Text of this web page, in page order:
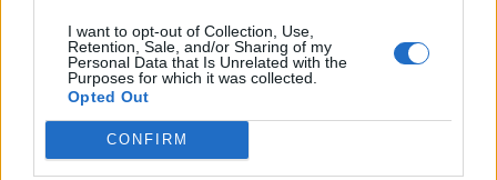
I want to opt-out of Collection, Use,
Retention, Sale, and/or Sharing of my
Personal Data that Is Unrelated with the
Purposes for which it was collected.
Opted Out
CONFIRM
Andromacha